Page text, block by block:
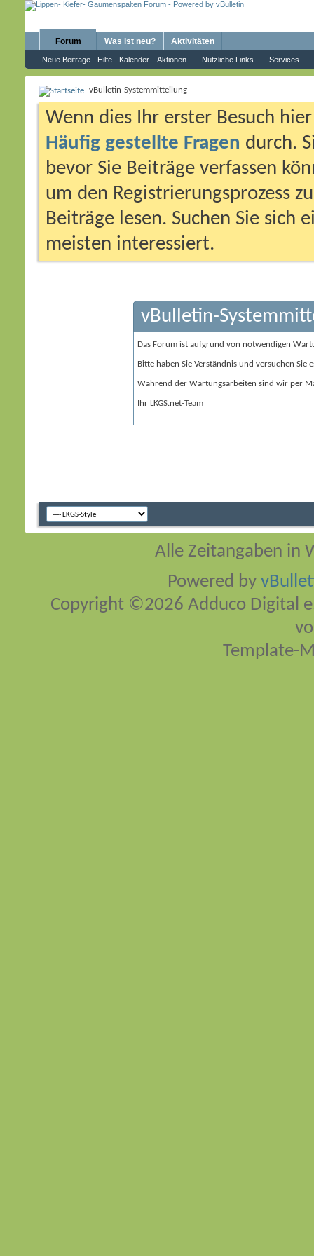
Forum
Neue Beiträge Hilfe Kalender Aktionen Nützliche Links Services
Was ist neu? Aktivitäten
vBulletin-Systemmitteilung
Wenn dies Ihr erster Besuch
Häufig gestellte Fragen durch.
bevor Sie Beiträge verfassen
um den Registrierungsprozess
Beiträge lesen. Suchen Sie sich
meisten interessiert.
vBulletin-
Das Forum ist aufgrund von notwendigen
Bitte haben Sie Verständnis und versuchen Sie
Während der Wartungsarbeiten sind wir per
Ihr LKGS.net-Team
Alle Zeitangaben in
Powered by
Copyright ©2026 Adduco Digital
Template-